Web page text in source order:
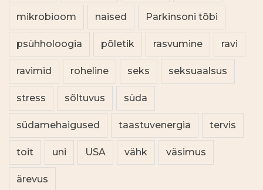
mikrobioom naised Parkinsoni tõbi
psühholoogia põletik rasvumine ravi
ravimid roheline seks seksuaalsus
stress sõltuvus süda
südamehaigused taastuvenergia tervis
toit uni USA vähk väsimus
ärevus